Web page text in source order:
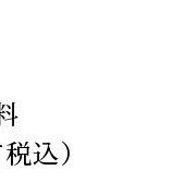
込）